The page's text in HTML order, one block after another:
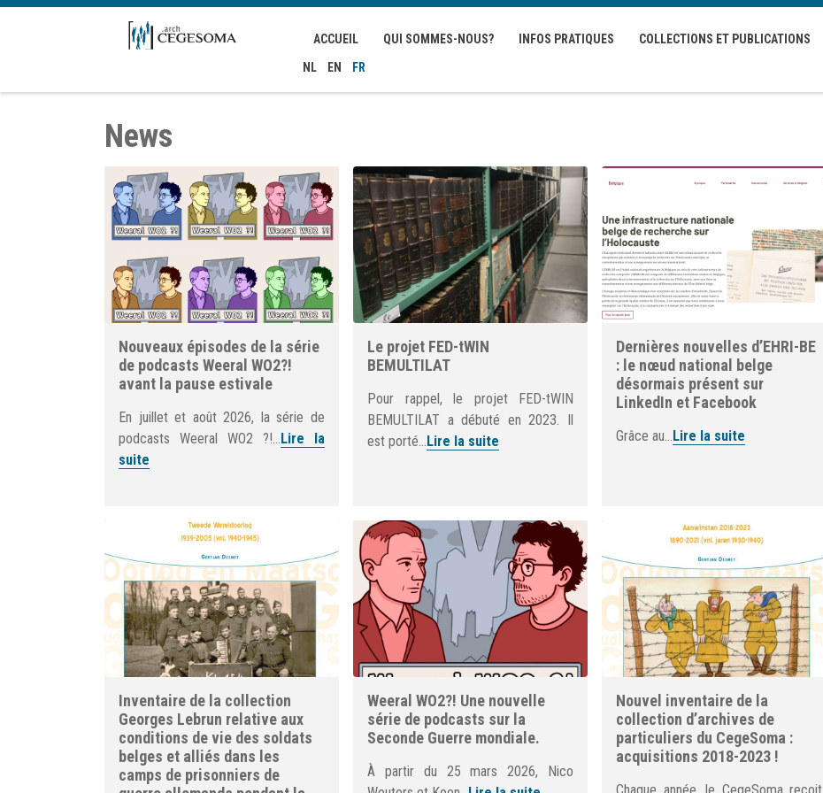
Aller au contenu principal
ACCUEIL QUI SOMMES-NOUS? INFOS PRATIQUES COLLECTIONS ET PUBLICATIONS
NL
EN FR
News
Nouveaux épisodes de la série
de podcasts Weeral WO2?!
avant la pause estivale
En juillet et août 2026, la série de
podcasts Weeral WO2 ?!... Lire la
suite
Le projet FED-tWIN
BEMULTILAT
Pour rappel, le projet FED-tWIN
BEMULTILAT a débuté en 2023. Il
est porté... Lire la suite
Dernières nouvelles d’EHRI-BE
: le nœud national belge
désormais présent sur
LinkedIn et Facebook
Grâce au... Lire la suite
Inventaire de la collection
Georges Lebrun relative aux
conditions de vie des soldats
belges et alliés dans les
camps de prisonniers de
Weeral WO2?! Une nouvelle
série de podcasts sur la
Seconde Guerre mondiale.
À partir du 25 mars 2026, Nico
Nouvel inventaire de la
collection d’archives de
particuliers du CegeSoma :
acquisitions 2018-2023 !
Chaque année, le CegeSoma reçoit